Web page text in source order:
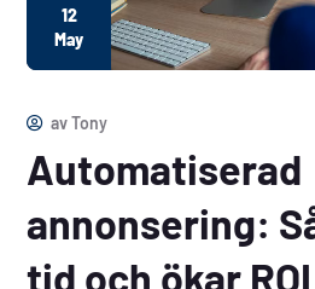
12
May
avTony
Automatiserad
annonsering:
tid och ökar